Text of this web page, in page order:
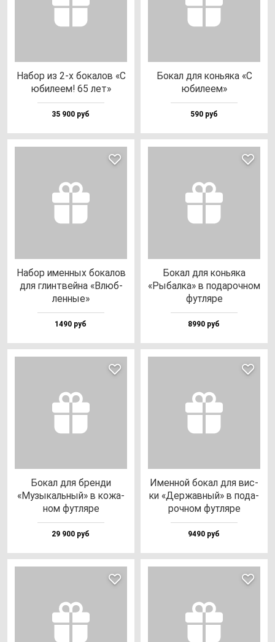
Набор из 2-х бо­ка­лов «С
юби­ле­ем! 65 лет»
35 900 руб
Бокал для конь­яка «C
юби­ле­ем»
590 руб
Набор имен­ных бо­ка­лов
для глин­твей­на «Влюб­
лен­ные»
1490 руб
Бокал для конь­яка
«Рыбал­ка» в по­да­роч­ном
фут­ля­ре
8990 руб
Бокал для брен­ди
«Музы­каль­ный» в ко­жа­
ном фут­ля­ре
29 900 руб
Имен­ной бо­кал для вис­
ки «Дер­жав­ный» в по­да­
роч­ном фут­ля­ре
9490 руб